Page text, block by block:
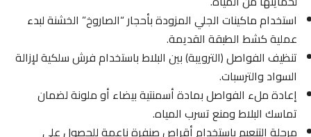
استخدام ماكينات الجلي المزودة بأحجار “الصاروخ” الخشنة لبدء
عملية كشط الطبقة القديمة.
تنظيف الفواصل (الترويبة) بين البلاط باستخدام فرش سلكية لإزالة
السواد والترسبات.
إعادة ملء الفواصل بمادة أسمنتية بيضاء أو ملونة لضمان
تماسك البلاط ومنع تسرب المياه.
مرحلة التنعيم باستخدام أقراص صنفرة ناعمة للحصول على